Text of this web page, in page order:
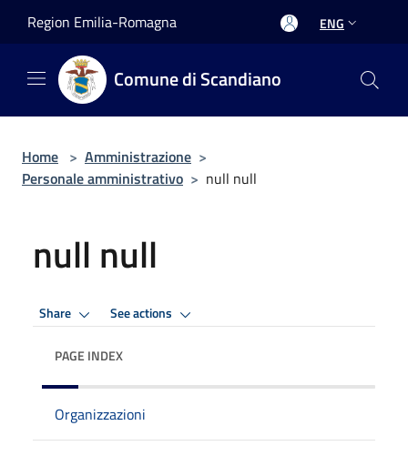
Region Emilia-Romagna ENG
Comune di Scandiano
Home > Amministrazione >
Personale amministrativo > null null
null null
Share See actions
PAGE INDEX
Organizzazioni